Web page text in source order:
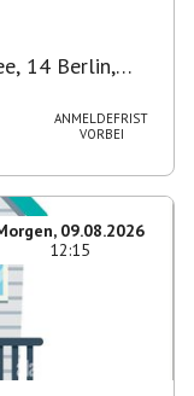
14 Berlin,
ANMELDEFRIST
VORBEI
09.08.2026
12:15